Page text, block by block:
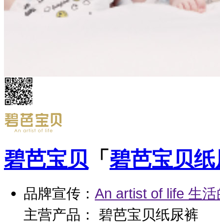
碧芭宝贝 「 碧芭宝贝
品牌宣传： An artist of life 生
主营产品： 碧芭宝贝纸尿裤